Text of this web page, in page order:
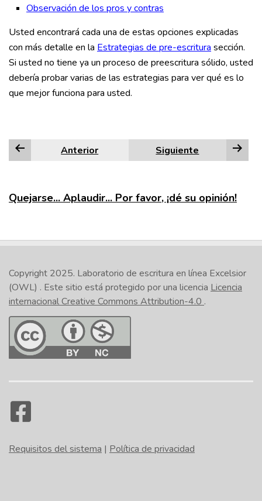
Observación de los pros y contras
Usted encontrará cada una de estas opciones explicadas
con más detalle en la Estrategias de pre-escritura sección.
Si usted no tiene ya un proceso de preescritura sólido, usted
debería probar varias de las estrategias para ver qué es lo
que mejor funciona para usted.
Anterior Siguiente
Quejarse... Aplaudir... Por favor, ¡dé su opinión!
Copyright 2025. Laboratorio de escritura en línea Excelsior
(OWL) . Este sitio está protegido por una licencia Licencia
internacional Creative Commons Attribution-4.0 .
Requisitos del sistema | Política de privacidad